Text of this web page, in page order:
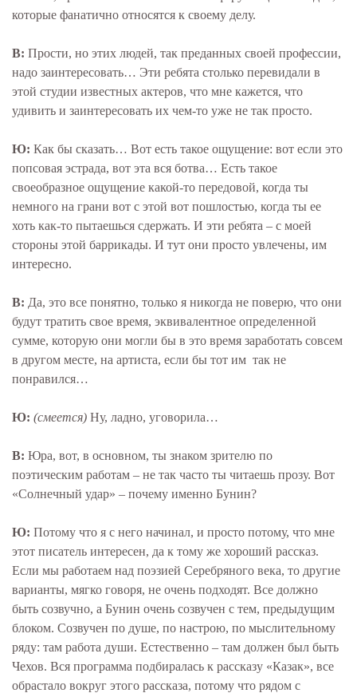
которые фанатично относятся к своему делу.
В: Прости, но этих людей, так преданных своей профессии,
надо заинтересовать… Эти ребята столько перевидали в
этой студии известных актеров, что мне кажется, что
удивить и заинтересовать их чем-то уже не так просто.
Ю: Как бы сказать… Вот есть такое ощущение: вот если это
попсовая эстрада, вот эта вся ботва… Есть такое
своеобразное ощущение какой-то передовой, когда ты
немного на грани вот с этой вот пошлостью, когда ты ее
хоть как-то пытаешься сдержать. И эти ребята – с моей
стороны этой баррикады. И тут они просто увлечены, им
интересно.
В: Да, это все понятно, только я никогда не поверю, что они
будут тратить свое время, эквивалентное определенной
сумме, которую они могли бы в это время заработать совсем
в другом месте, на артиста, если бы тот им так не
понравился…
Ю: (смеется) Ну, ладно, уговорила…
В: Юра, вот, в основном, ты знаком зрителю по
поэтическим работам – не так часто ты читаешь прозу. Вот
«Солнечный удар» – почему именно Бунин?
Ю: Потому что я с него начинал, и просто потому, что мне
этот писатель интересен, да к тому же хороший рассказ.
Если мы работаем над поэзией Серебряного века, то другие
варианты, мягко говоря, не очень подходят. Все должно
быть созвучно, а Бунин очень созвучен с тем, предыдущим
блоком. Созвучен по душе, по настрою, по мыслительному
ряду: там работа души. Естественно – там должен был быть
Чехов. Вся программа подбиралась к рассказу «Казак», все
обрастало вокруг этого рассказа, потому что рядом с